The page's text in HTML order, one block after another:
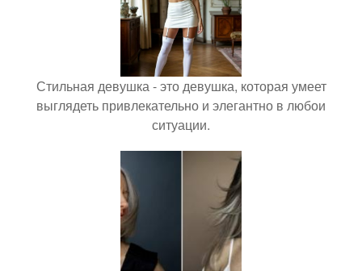
Стильная девушка - это девушка, которая умеет
выглядеть привлекательно и элегантно в любои
ситуации.